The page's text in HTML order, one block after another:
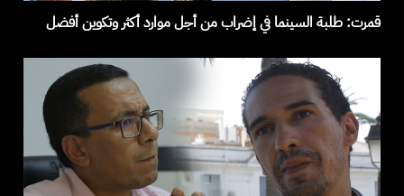
قمرت: طلبة السينما في إضراب من أجل موارد أكثر وتكوين أفضل